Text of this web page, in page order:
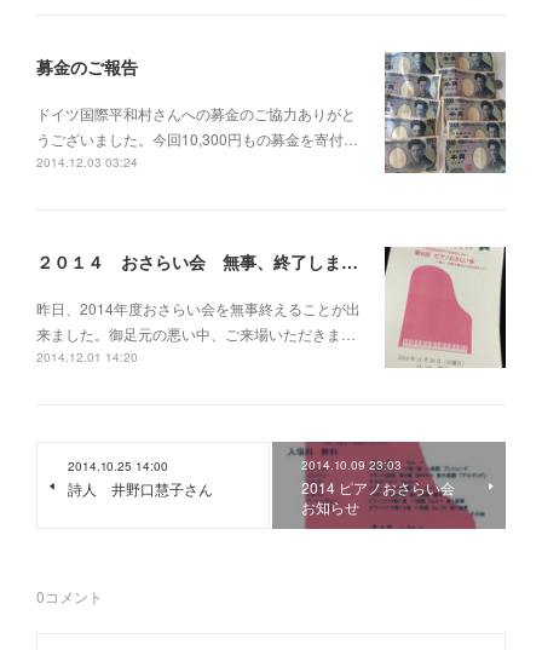
募金のご報告
ドイツ国際平和村さんへの募金のご協力ありがと
うございました。今回10,300円もの募金を寄付…
2014.12.03 03:24
２０１４ おさらい会 無事、終了しました。
昨日、2014年度おさらい会を無事終えることが出
来ました。御足元の悪い中、ご来場いただきま…
2014.12.01 14:20
2014.10.25 14:00
詩人 井野口慧子さん
2014.10.09 23:03
2014 ピアノおさらい会
お知らせ
0コメント